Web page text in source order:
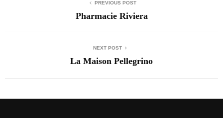
PREVIOUS POST
Pharmacie Riviera
NEXT POST
La Maison Pellegrino